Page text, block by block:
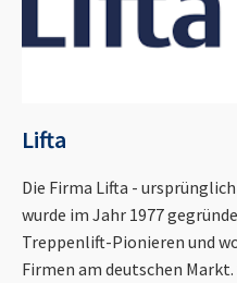
Lifta
Die Firma Lifta -
wurde im Jahr 1977
Treppenlift-Pionieren und
Firmen am deutschen